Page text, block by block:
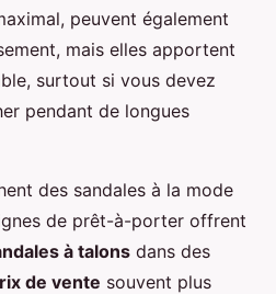
peuvent également
mais elles apportent
surtout si vous devez
pendant de longues
des sandales à la mode
de prêt-à-porter offrent
à talons dans des
de vente souvent plus